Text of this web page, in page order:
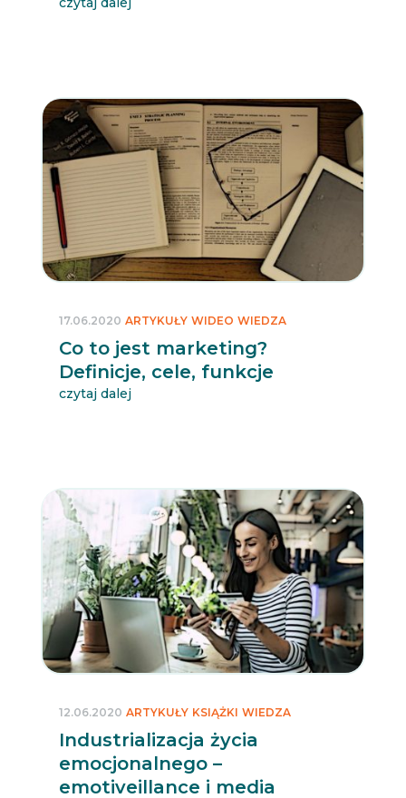
Co to jest marketing?
Definicje, cele, funkcje
17.06.2020 ARTYKUŁY WIDEO WIEDZA
czytaj dalej
Industrializacja życia
emocjonalnego –
emotiveillance i media
12.06.2020 ARTYKUŁY KSIĄŻKI WIEDZA